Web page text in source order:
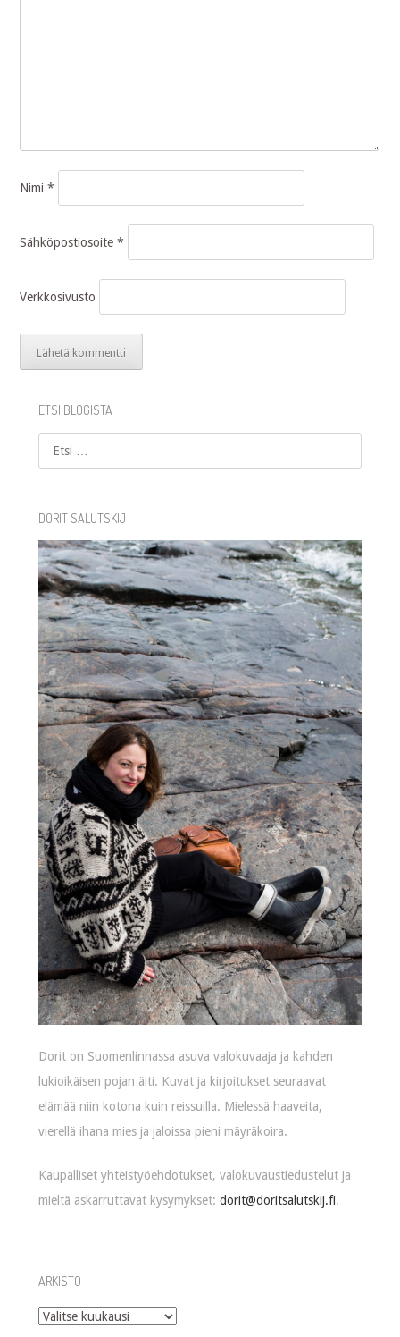
Nimi*
Sähköpostiosoite*
Verkkosivusto
ETSI BLOGISTA
Etsi
DORIT SALUTSKIJ
Dorit on Suomenlinnassa asuva valokuvaaja ja kahden
lukioikäisen pojan äiti. Kuvat ja kirjoitukset seuraavat
elämää niin kotona kuin reissuilla. Mielessä haaveita,
vierellä ihana mies ja jaloissa pieni mäyräkoira.
Kaupalliset yhteistyöehdotukset, valokuvaustiedustelut ja
mieltä askarruttavat kysymykset:dorit@doritsalutskij.fi.
ARKISTO
Arkisto